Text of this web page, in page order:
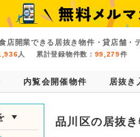
店開業できる居抜き物件・貸店舗・
人 累計登録物件数： 99,279件
内覧会開催物件 居抜き
品川区の居抜